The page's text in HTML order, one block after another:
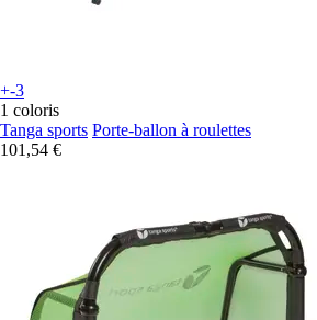
+-3
1 coloris
Tanga sports Porte-ballon à roulettes
101,54 €